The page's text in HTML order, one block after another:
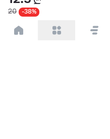
20 -38%
პარტნიორებისთვის